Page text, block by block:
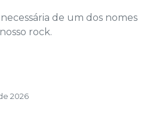
de um dos nomes
rock.
2026